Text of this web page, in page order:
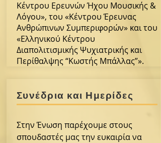
Κέντρου Ερευνών Ήχου Μουσικής &
Λόγου», του «Κέντρου Έρευνας
Ανθρώπινων Συμπεριφορών» και του
«Ελληνικού Κέντρου
Διαπολιτισμικής Ψυχιατρικής και
Περίθαλψης “Κωστής Μπάλλας”».
Συνέδρια και Ημερίδες
Στην Ένωση παρέχουμε στους
σπουδαστές μας την ευκαιρία να